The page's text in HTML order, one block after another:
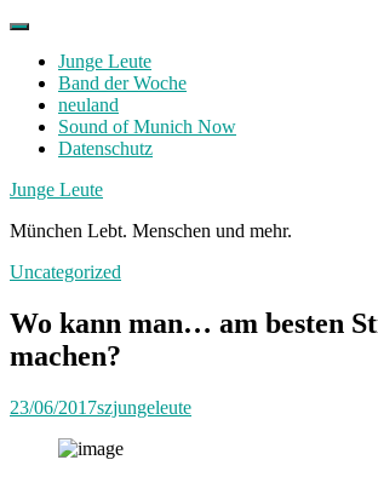
Skip
contentJunge Leute
Band der Woche
neuland
Sound of Munich Now
Datenschutz
Facebook
Twitter
Instagram
Junge Leute
München Lebt. Menschen und mehr.
Uncategorized
Wo kann man… am besten
machen?
23/06/2017szjungeleute